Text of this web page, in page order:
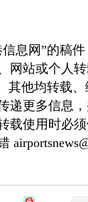
网”的稿件
网站或个人
其他均转载
递更多信息
载使用时必